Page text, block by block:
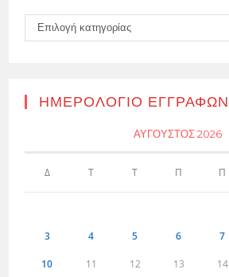
Kατηγορίες
Επιλογή κατηγορίας
ΗΜΕΡΟΛΌΓΙΟ ΕΓΓΡΑΦΏΝ
ΑΎΓΟΥΣΤΟΣ 2026
Δ Τ Τ Π Π
3 4 5 6 7
10 11 12 13 14